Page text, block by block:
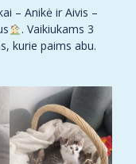
– Anikė ir Aivis –
. Vaikiukams 3
kurie paims abu.